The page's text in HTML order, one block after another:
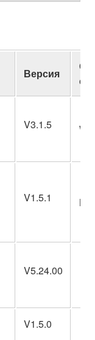
Версия
V3.1.5
V1.5.1
V5.24.00
V1.5.0